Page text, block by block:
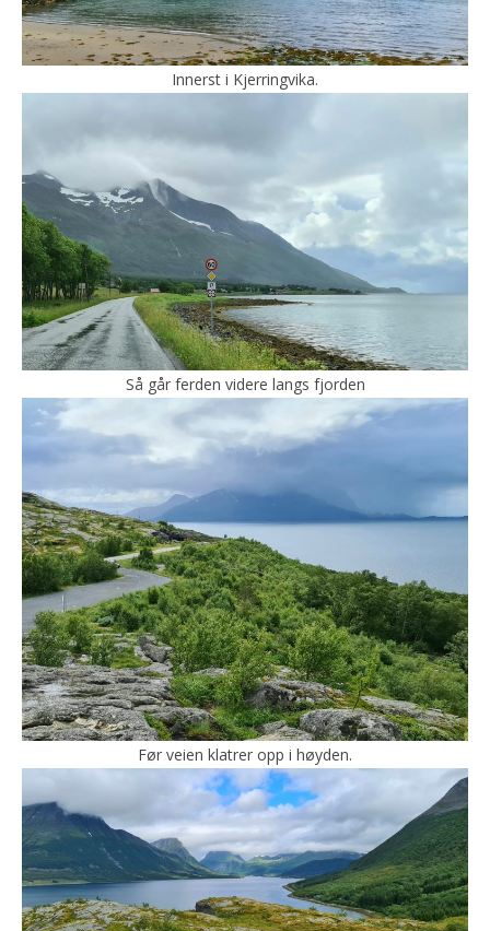
Innerst i Kjerringvika.
Så går ferden videre langs fjorden
Før veien klatrer opp i høyden.